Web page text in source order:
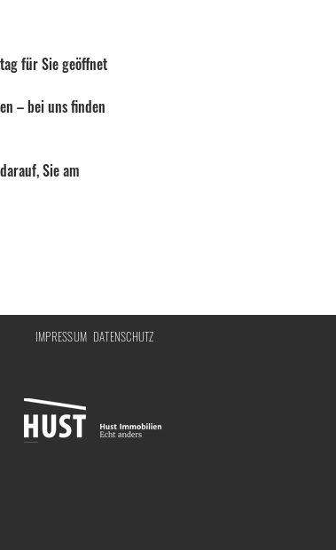
für Sie geöffnet
– bei uns finden
Sie am
IMPRESSUM DATENSCHUTZ